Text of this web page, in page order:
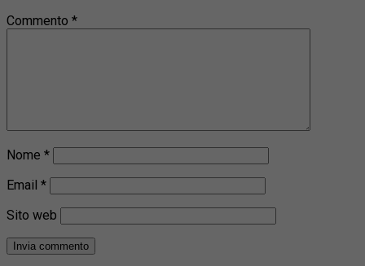
Commento *
Nome *
Email *
Sito web